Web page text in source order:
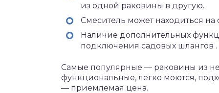
из одной раковины в другую.
Смеситель может находиться
Наличие дополнительных
подключения садовых шлангов .
Самые популярные — раковины из
функциональные, легко моются,
— приемлемая цена.